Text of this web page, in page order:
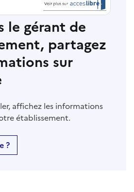
le gérant de
partagez
sur
affichez les informations
établissement.
?